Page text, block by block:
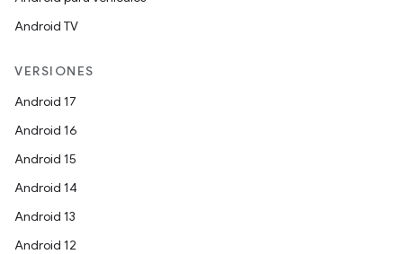
Android TV
VERSIONES
Android 17
Android 16
Android 15
Android 14
Android 13
Android 12